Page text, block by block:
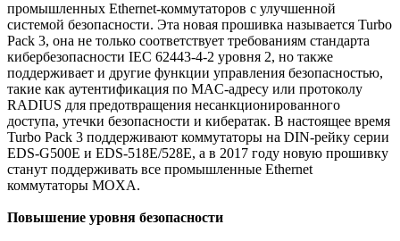
промышленных Ethernet-коммутаторов с улучшенной
системой безопасности. Эта новая прошивка называется Turbo
Pack 3, она не только соответствует требованиям стандарта
кибербезопасности IEC 62443-4-2 уровня 2, но также
поддерживает и другие функции управления безопасностью,
такие как аутентификация по MAC-адресу или протоколу
RADIUS для предотвращения несанкционированного
доступа, утечки безопасности и кибератак. В настоящее время
Turbo Pack 3 поддерживают коммутаторы на DIN-рейку серии
EDS-G500E и EDS-518E/528E, а в 2017 году новую прошивку
станут поддерживать все промышленные Ethernet
коммутаторы MOXA.
Повышение уровня безопасности